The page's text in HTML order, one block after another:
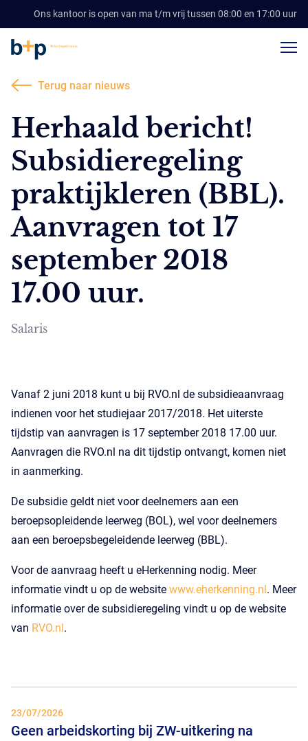
Ons kantoor is open van ma t/m vrij tussen 08:00 en 17:00 uur
Terug naar nieuws
Herhaald bericht!
Subsidieregeling
praktijkleren (BBL).
Aanvragen tot 17
september 2018
17.00 uur.
Salaris
Vanaf 2 juni 2018 kunt u bij RVO.nl de subsidieaanvraag
indienen voor het studiejaar 2017/2018. Het uiterste
tijdstip van aanvragen is 17 september 2018 17.00 uur.
Aanvragen die RVO.nl na dit tijdstip ontvangt, komen niet
in aanmerking.
De subsidie geldt niet voor deelnemers aan een
beroepsopleidende leerweg (BOL), wel voor deelnemers
aan een beroepsbegeleidende leerweg (BBL).
Voor de aanvraag heeft u eHerkenning nodig. Meer
informatie vindt u op de website www.eherkenning.nl. Meer
informatie over de subsidieregeling vindt u op de website
van RVO.nl.
23/07/2026
Geen arbeidskorting bij ZW-uitkering na